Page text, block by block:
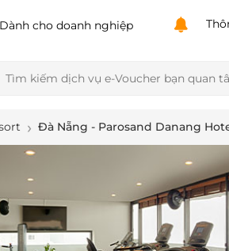
Dành cho doanh nghiệp
Đà Nẵng - Parosand Danang